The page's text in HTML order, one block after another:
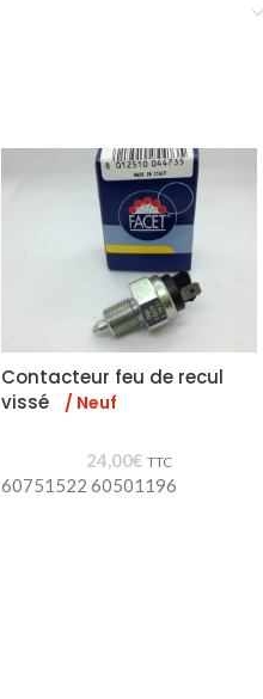
Contacteur feu de recul
vissé
/ Neuf
24,00€ TTC
60751522 60501196